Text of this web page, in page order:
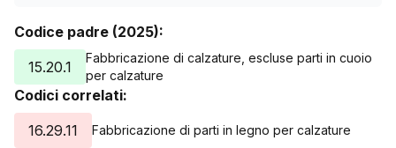
Codice padre (2025):
15.20.1
Fabbricazione di calzature, escluse parti in cuoio
per calzature
Codici correlati:
16.29.11
Fabbricazione di parti in legno per calzature